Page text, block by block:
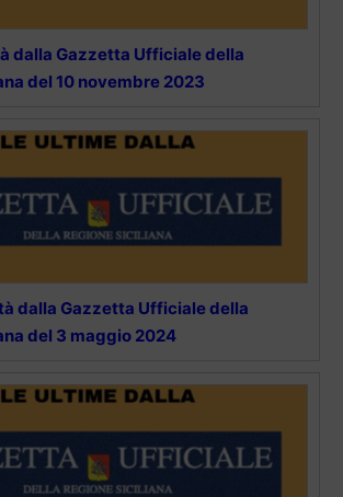
dalla Gazzetta Ufficiale della
del 10 novembre 2023
dalla Gazzetta Ufficiale della
del 3 maggio 2024